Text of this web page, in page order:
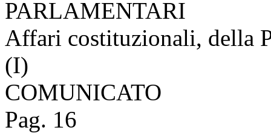
PARLAMENTARI
Affari costituzionali, della
(I)
COMUNICATO
Pag. 16